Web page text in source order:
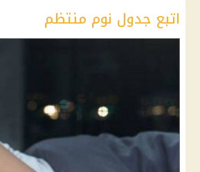
اتبع جدول نوم منتظم